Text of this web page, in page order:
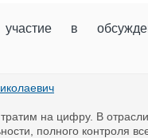
в
на цифру. В
полного контроля